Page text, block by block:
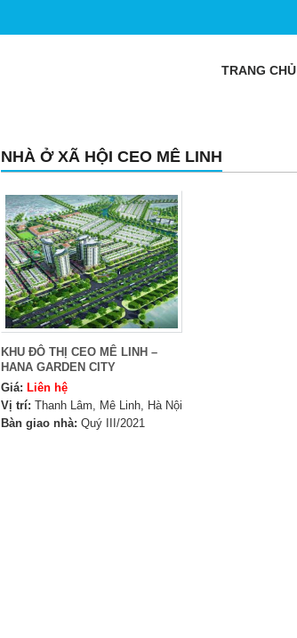
TRANG CHỦ
NHÀ Ở XÃ HỘI CEO MÊ LINH
KHU ĐÔ THỊ CEO MÊ LINH –
HANA GARDEN CITY
Giá: Liên hệ
Vị trí: Thanh Lâm, Mê Linh, Hà Nội
Bàn giao nhà: Quý III/2021